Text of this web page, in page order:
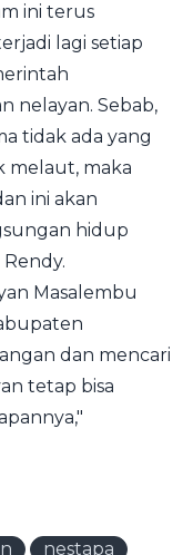
ini terus
lagi setiap
nelayan. Sebab,
tidak ada yang
melaut, maka
ini akan
hidup
Masalembu
dan mencari
tetap bisa
nestapa